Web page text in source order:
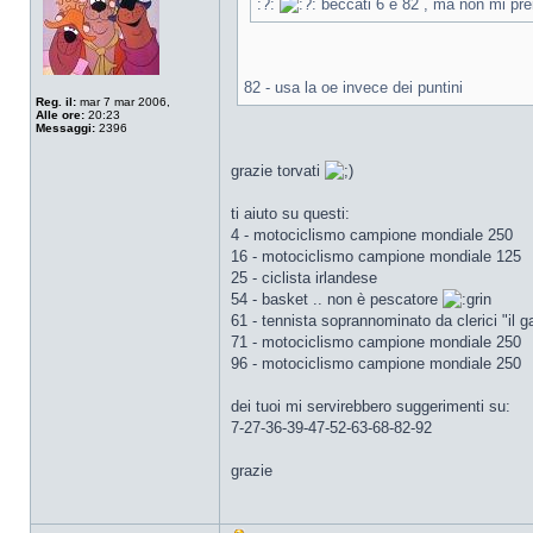
Reg. il: mar 7 mar 2006,
Alle ore: 20:23
Messaggi: 2396
:?: beccati 6 e 82 , ma non mi
82 - usa la oe invece dei puntini
grazie torvati
ti aiuto su questi:
4 - motociclismo campione mondiale 250
16 - motociclismo campione mondiale 125
25 - ciclista irlandese
54 - basket .. non è pescatore
61 - tennista soprannominato da clerici "il
71 - motociclismo campione mondiale 250
96 - motociclismo campione mondiale 250
dei tuoi mi servirebbero suggerimenti su:
7-27-36-39-47-52-63-68-82-92
grazie